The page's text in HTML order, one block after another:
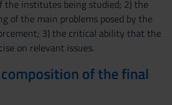
the institutes being studied; 2) the
of the main problems posed by the
3) the critical ability that the
on relevant issues.
of the final